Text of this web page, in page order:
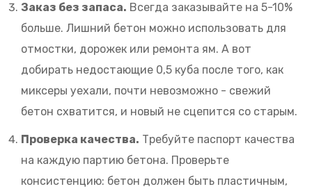
Заказ без запаса. Всегда заказывайте на 5-10%
больше. Лишний бетон можно использовать для
отмостки, дорожек или ремонта ям. А вот
добирать недостающие 0,5 куба после того, как
миксеры уехали, почти невозможно - свежий
бетон схватится, и новый не сцепится со старым.
Проверка качества. Требуйте паспорт качества
на каждую партию бетона. Проверьте
консистенцию: бетон должен быть пластичным,